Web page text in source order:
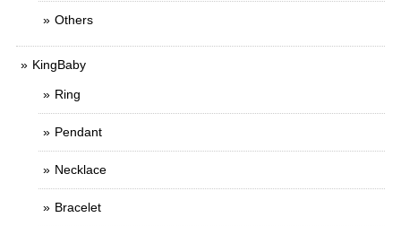
Others
KingBaby
Ring
Pendant
Necklace
Bracelet